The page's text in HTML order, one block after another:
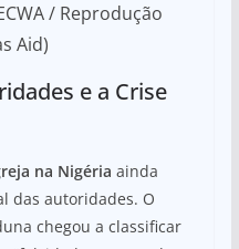
/ Reprodução
Aid)
e a Crise
na Nigéria ainda
das autoridades. O
chegou a classificar